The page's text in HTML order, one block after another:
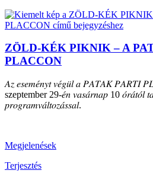
ZÖLD-KÉK PIKNIK – A
PLACCON
𝐴𝑧 𝑒𝑠𝑒𝑚𝑒́𝑛𝑦𝑡 𝑣𝑒́𝑔𝑢̈𝑙 𝑎 𝑃𝐴𝑇𝐴𝐾 𝑃𝐴𝑅𝑇𝐼
szeptember 29-𝑒́𝑛 𝑣𝑎𝑠𝑎́𝑟𝑛𝑎𝑝 10 𝑜́𝑟𝑎́𝑡𝑜́𝑙
𝑝𝑟𝑜𝑔𝑟𝑎𝑚𝑣𝑎́𝑙𝑡𝑜𝑧𝑎́𝑠𝑠𝑎𝑙.
Megjelenések
Terjesztés